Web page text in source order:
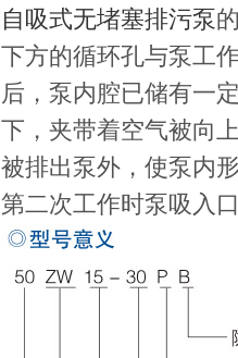
自吸式无堵塞排污泵
下方的循环孔与泵工
后，泵内腔已储有一
下，夹带着空气被向
被排出泵外，使泵内
第二次工作时泵吸入